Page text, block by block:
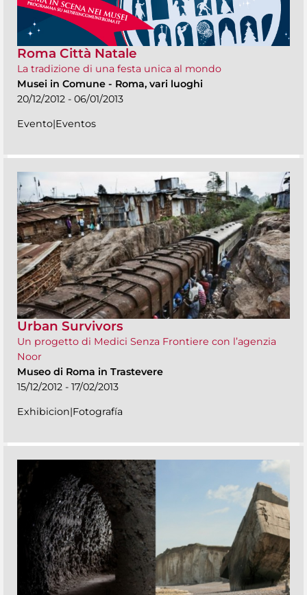
Roma Città Natale
La tradizione di una festa unica al mondo
Musei in Comune - Roma, vari luoghi
20/12/2012 - 06/01/2013
Evento|Eventos
Urban Survivors
Un progetto di Medici Senza Frontiere con l’agenzia
Noor
Museo di Roma in Trastevere
15/12/2012 - 17/02/2013
Exhibicion|Fotografía